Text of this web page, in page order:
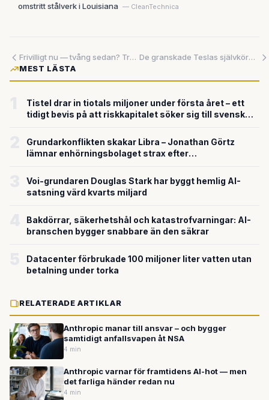
omstritt stålverk i Louisiana — CleanTechnica
Frivilligt nu — tvång sedan? Trump gör AI till USA:s nya cybersköld
De granskade Teslas självkörningsdata – och skulle aldrig åka i en robotaxi
MEST LÄSTA
Tistel drar in tiotals miljoner under första året – ett
tidigt bevis på att riskkapitalet söker sig till svensk
Grundarkonflikten skakar Libra – Jonathan Görtz
lämnar enhörningsbolaget strax efter
Voi-grundaren Douglas Stark har byggt hemlig AI-
satsning värd kvarts miljard
Bakdörrar, säkerhetshål och katastrofvarningar: AI-
branschen bygger snabbare än den säkrar
Datacenter förbrukade 100 miljoner liter vatten utan
betalning under torka
RELATERADE ARTIKLAR
Anthropic manar till ansvar – och bygger
samtidigt anfallsvapen åt NSA
4 min
Anthropic varnar för framtidens AI-hot — men
det farliga händer redan nu
4 min